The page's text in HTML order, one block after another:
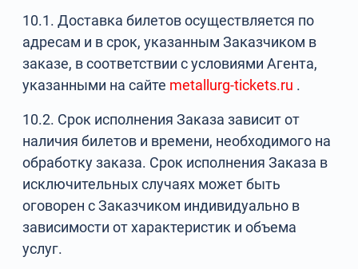
10.1. Доставка билетов осуществляется по
адресам и в срок, указанным Заказчиком в
заказе, в соответствии с условиями Агента,
указанными на сайте metallurg-tickets.ru .
10.2. Срок исполнения Заказа зависит от
наличия билетов и времени, необходимого на
обработку заказа. Срок исполнения Заказа в
исключительных случаях может быть
оговорен с Заказчиком индивидуально в
зависимости от характеристик и объема
услуг.